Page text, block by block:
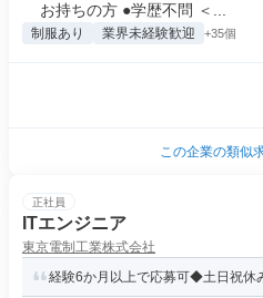
お持ちの方 ●学歴不問 ＜...
制服あり 業界未経験歓迎 +35個
この企業の類似
正社員
ITエンジニア
東京電制工業株式会社
経験6か月以上で応募可◆土日祝休